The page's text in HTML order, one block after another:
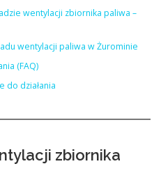
wentylacji zbiornika paliwa –
wentylacji paliwa w Żurominie
(FAQ)
do działania
zbiornika